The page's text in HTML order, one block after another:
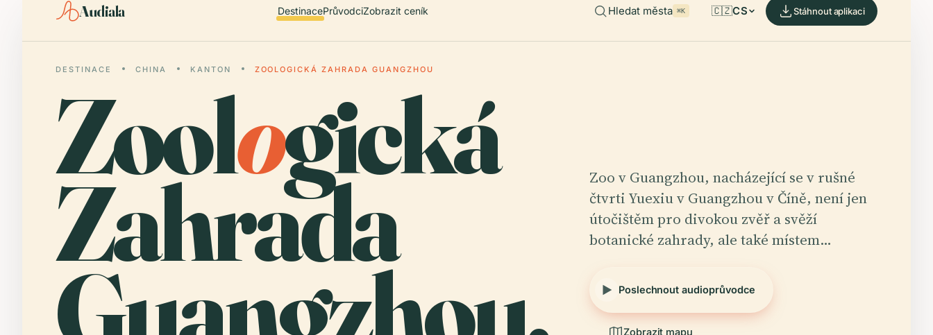
Audiala DestinacePrůvodciZobrazit ceník Hledat města ⌘K 🇨🇿CS Stáhnout aplikaci
DESTINACE CHINA KANTON ZOOLOGICKÁ ZAHRADA GUANGZHOU
Zoologická
Zahrada
Zoo v Guangzhou, nacházející se v rušné
čtvrti Yuexiu v Guangzhou v Číně, není jen
útočištěm pro divokou zvěř a svěží
botanické zahrady, ale také místem…
Poslechnout audioprůvodce
Zobrazit mapu